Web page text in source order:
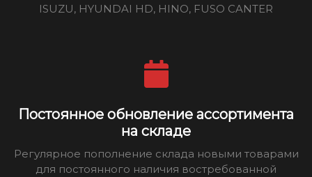
ISUZU, HYUNDAI HD, HINO, FUSO CANTER
Постоянное обновление ассортимента
на складе
Регулярное пополнение склада новыми товарами
для постоянного наличия востребованной